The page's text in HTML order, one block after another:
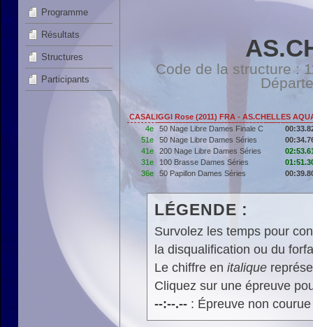
Programme
Résultats
Structures
Participants
Code de la structure :
CASALIGGI Rose (2011) FRA - AS.CHELLES
4e
50 Nage Libre Dames Finale C
51e
50 Nage Libre Dames Séries
41e
200 Nage Libre Dames Séries
31e
100 Brasse Dames Séries
36e
50 Papillon Dames Séries
LÉGENDE :
Survolez les temps pour
la disqualification ou du
Le chiffre en italique
Cliquez sur une épreuve
--:--.--: Épreuve non